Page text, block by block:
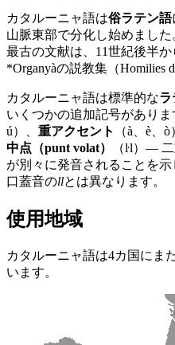
カタルーニャ語は俗ラテン語
山脈東部で分化し始めまし
最古の文献は、11世紀後半
*Organyàの説教集（Homilies
カタルーニャ語は標準的なラ
いくつかの追加記号がありま
ú）、 重アクセント （à、è、ò
中点（punt volat）
（ŀl）—
が別々に発音されることを示
口蓋音のllとは異なります。
使用地域
カタルーニャ語は4カ国にま
います。